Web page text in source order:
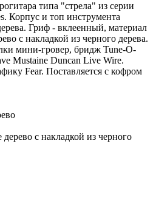
типа "стрела" из серии
Корпус и топ инструмента
Гриф - вклеенный, материал
с накладкой из черного дерева.
мини-гровер, бридж Tune-O-
Mustaine Duncan Live Wire.
Fear. Поставляется с кофром
с накладкой из черного